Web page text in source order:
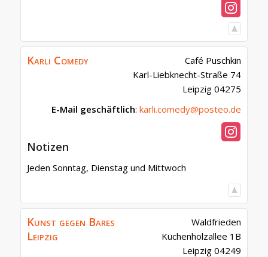
Karli Comedy
Café Puschkin
Karl-Liebknecht-Straße 74
Leipzig 04275
E-Mail geschäftlich: karli.comedy@posteo.de
Notizen
Jeden Sonntag, Dienstag und Mittwoch
Kunst gegen Bares
Leipzig
Waldfrieden
Küchenholzallee 1B
Leipzig 04249